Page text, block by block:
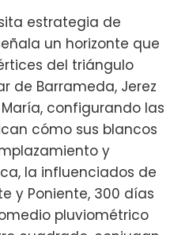
estrategia de
un horizonte que
del triángulo
de Barrameda, Jerez
configurando las
cómo sus blancos
y
la influenciados de
y Poniente, 300 días
pluviométrico